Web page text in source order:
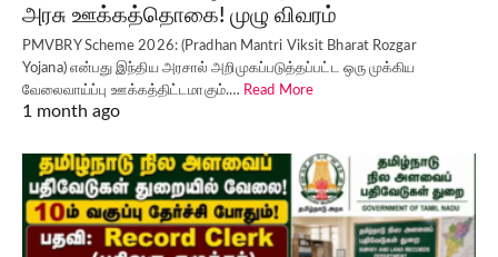
அரசு ஊக்கத்தொகை! முழு விவரம்
PMVBRY Scheme 2026: (Pradhan Mantri Viksit Bharat Rozgar
Yojana) என்பது இந்திய அரசால் அறிமுகப்படுத்தப்பட்ட ஒரு முக்கிய
வேலைவாய்ப்பு ஊக்கத்திட்டமாகும்.… Read More
1 month ago